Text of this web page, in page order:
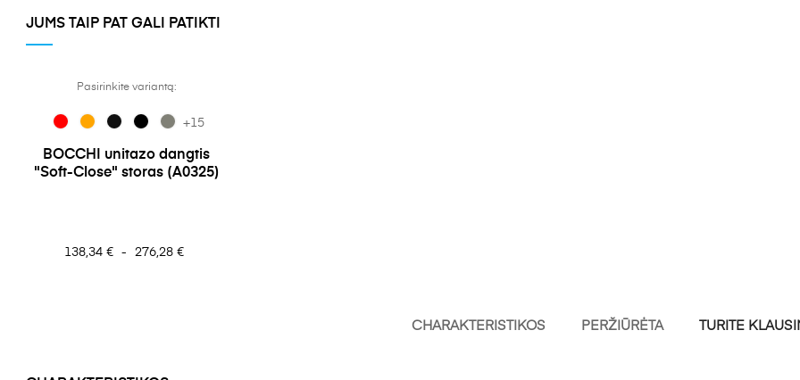
JUMS TAIP PAT GALI PATIKTI
Pasirinkite variantą:
+15
BOCCHI unitazo dangtis
"Soft-Close" storas (A0325)
Kaina
138,34 € - 276,28 €
CHARAKTERISTIKOS PERŽIŪRĖTA TURITE